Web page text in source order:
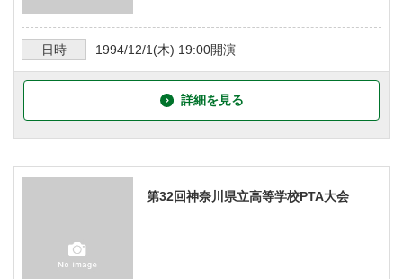
日時 1994/12/1 (木) 19:00開演
詳細を見る
第32回神奈川県立高等学校PTA大会